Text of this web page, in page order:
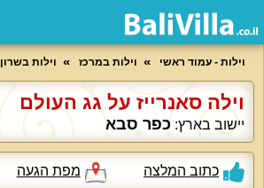
וילות - עמוד ראשי וילות במרכז וילות בשרון
וילה סאנרייז על גג העולם
יישוב בארץ: כפר סבא
כתוב המלצה מפת הגעה